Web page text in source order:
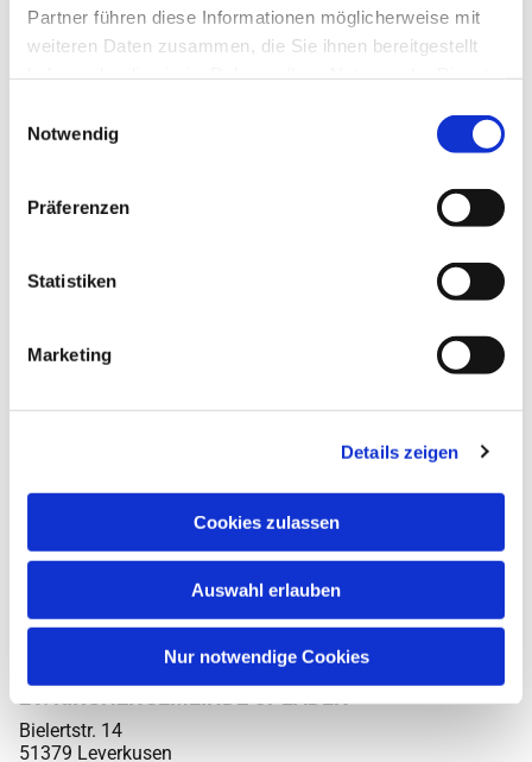
Partner führen diese Informationen möglicherweise mit
weiteren Daten zusammen, die Sie ihnen bereitgestellt
Notwendig
Präferenzen
Statistiken
Marketing
Details zeigen
Cookies zulassen
Auswahl erlauben
Nur notwendige Cookies
Bielertstr. 14
51379 Leverkusen